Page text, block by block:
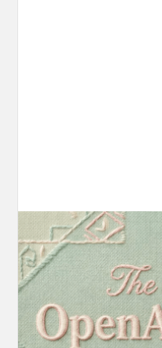
Introducing
Without the
Every tool you
fundamentally
creation
moves as fast as
March 20, 2026